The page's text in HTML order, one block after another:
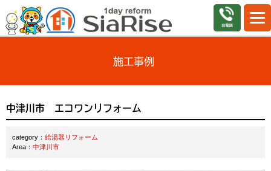
施工事例
中津川市 エコワンリフォーム
category： 給湯器リフォーム
Area： 中津川市